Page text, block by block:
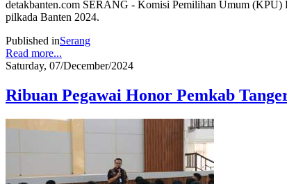
detakbanten.com SERANG - Komisi Pemilihan Umum (KPU)
pilkada Banten 2024.
Published inSerang
Read more...
Saturday, 07/December/2024
Ribuan Pegawai Honor Pemkab